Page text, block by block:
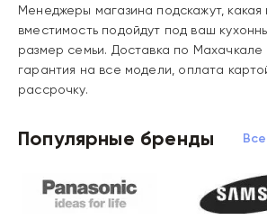
Менеджеры магазина подскажут,
вместимость подойдут под ваш
размер семьи. Доставка по Махачкале
гарантия на все модели, оплата
рассрочку.
Популярные бренды